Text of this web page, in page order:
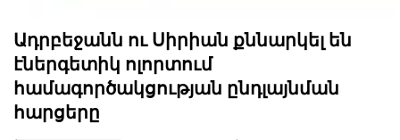
Ադրբեջանն ու Սիրիան քննարկել են
էներգետիկ ոլորտում
համագործակցության ընդլայնման
հարցերը